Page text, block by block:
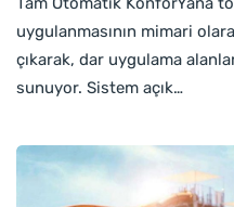
uygulanmasının mimari
çıkarak, dar uygulama
sunuyor. Sistem açık…